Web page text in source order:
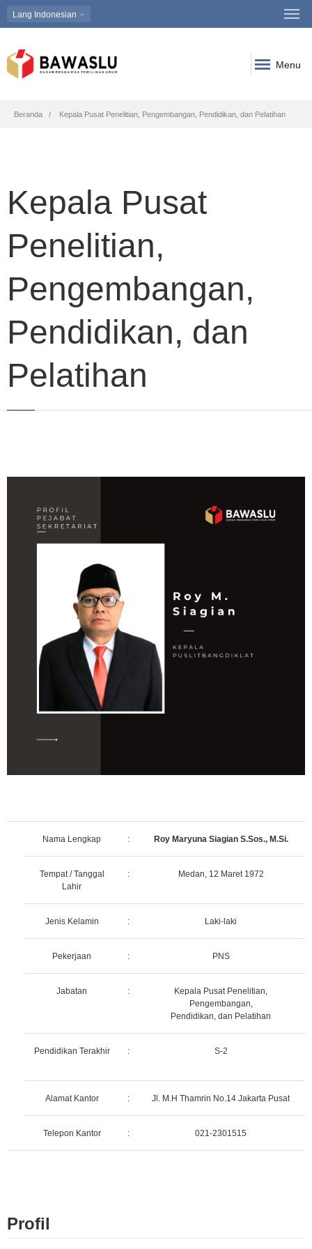
Lang Indonesian
Menu
Breadcrumb
Beranda Kepala Pusat Penelitian, Pengembangan, Pendidikan, dan Pelatihan
Kepala Pusat
Penelitian,
Pengembangan,
Pendidikan, dan
Pelatihan
Nama Lengkap : Roy Maryuna Siagian S.Sos., M.Si.
Tempat / Tanggal
Lahir
: Medan, 12 Maret 1972
Jenis Kelamin : Laki-laki
Pekerjaan : PNS
Jabatan :
Kepala Pusat Penelitian,
Pengembangan,
Pendidikan, dan Pelatihan
Pendidikan Terakhir : S-2
Alamat Kantor : Jl. M.H Thamrin No.14 Jakarta Pusat
Telepon Kantor : 021-2301515
Profil